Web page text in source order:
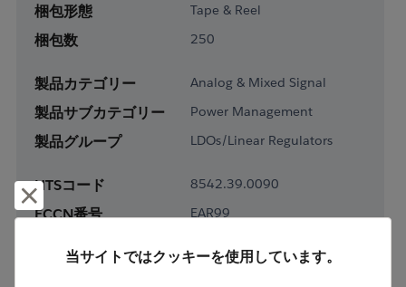
梱包形態 Tape & Reel
梱包数 250
製品カテゴリー Analog & Mixed Signal
製品サブカテゴリー Power Management
製品グループ LDOs/Linear Regulators
HTSコード 8542.39.0090
ECCN番号 EAR99
却下して閉じる
当サイトではクッキーを使用しています。